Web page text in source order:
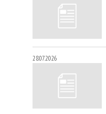
28.07.2026